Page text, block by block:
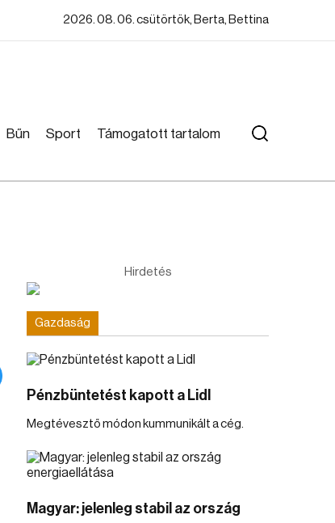
2026. 08. 06. csütörtök, Berta, Bettina
Bűn Sport Támogatott tartalom
Hirdetés
Gazdaság
Pénzbüntetést kapott a Lidl
Megtévesztő módon kummunikált a cég.
Magyar: jelenleg stabil az ország